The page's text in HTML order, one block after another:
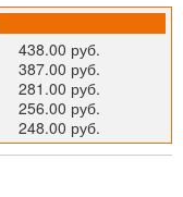
438.00 руб.
387.00 руб.
281.00 руб.
256.00 руб.
248.00 руб.